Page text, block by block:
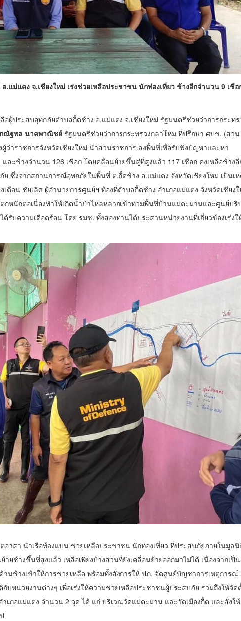
ม่แตง จ.เชียงใหม่ เร่งช่วยเหลือประชาชน นักท่องเที่ยว ช้างอีกจำนวน 9 เชือ
ผู้ประสบอุทกภัยตำบลกื้ดช้าง อ.แม่แตง จ.เชียงใหม่ รัฐมนตรีช่วยว่าการกระทร
ณัฐพล นาคพาณิชย์ รัฐมนตรีช่วยว่าการกระทรวงกลาโหม ที่ปรึกษา ศปช. (ส่วน
ผู้ว่าราชการจังหวัดเชียงใหม่ นำส่วนราชการ ลงพื้นที่เพื่อรับฟังปัญหาและหา
ละช้างจำนวน 126 เชือก โดยคลื่อนย้ายขึ้นสู่ที่สูงแล้ว 117 เชือก คงเหลือช้างอี
ย ซึ่งจากสถานการณ์อุทกภัยในพื้นที่ ต.กื้ดช้าง อ.แม่แตง จังหวัดเชียงใหม่ เป็นเห
อน ชัยเลิศ ผู้อำนวยการศูนย์ฯ ท้องที่ตำบลกื้ดช้าง อำเภอแม่แตง จังหวัดเชียงใ
กหนักต่อเนื่องทำให้เกิดน้ำป่าไหลหลากเข้าท่วมพื้นที่บ้านแม่ตะมานและศูนย์บริ
ด้รับความเดือดร้อน โดย รมช. ทั้งสองท่านได้ประสานหน่วยงานที่เกี่ยวข้องเร่งใ
อาสา นำเรือท้องแบน ช่วยเหลือประชาชน นักท่องเที่ยว ที่ประสบภัยภายในมูลนิ
ยช้างขึ้นที่สูงแล้ว เหลือเพียงบ้างส่วนที่ยังเคลื่อนย้ายออกมาไม่ได้ เนื่องจากเป็น
นช้างเข้าให้การช่วยเหลือ พร้อมทั้งสั่งการให้ ปภ. จัดศูนย์บัญชาการเหตุการณ์
บหน่วยงานต่างๆ เพื่อเร่งให้ความช่วยเหลือประชาชนผู้ประสบภัย รวมถึงให้จัด
เภอแม่แตง จำนวน 2 จุด ได้ แก่ บริเวณวัดแม่ตะมาน และวัดเมืองกื้ด และสั่งให้